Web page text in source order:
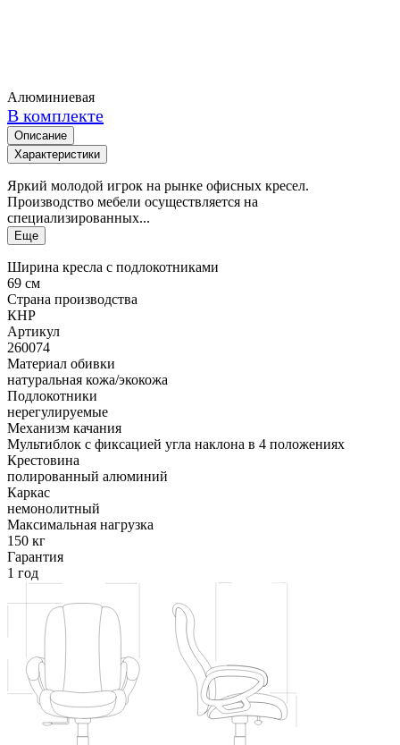
Алюминиевая
В комплекте
Описание
Характеристики
Яркий молодой игрок на рынке офисных кресел.
Производство мебели осуществляется на
специализированных...
Еще
Ширина кресла с подлокотниками
69 см
Страна производства
КНР
Артикул
260074
Материал обивки
натуральная кожа/экокожа
Подлокотники
нерегулируемые
Механизм качания
Мультиблок с фиксацией угла наклона в 4 положениях
Крестовина
полированный алюминий
Каркас
немонолитный
Максимальная нагрузка
150 кг
Гарантия
1 год